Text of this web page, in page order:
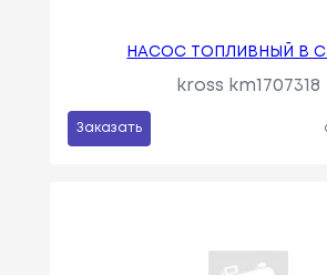
НАСОС ТОПЛИВНЫЙ В
kross km1707318
Заказать